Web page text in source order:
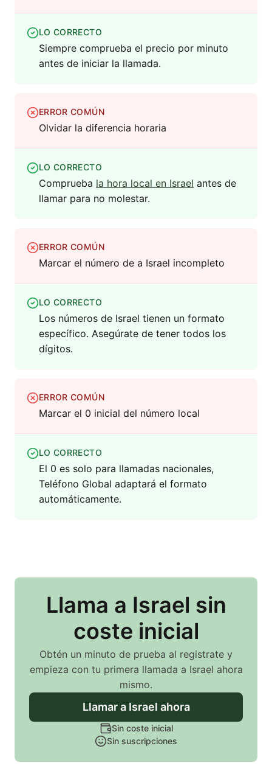
LO CORRECTO
Siempre comprueba el precio por minuto
antes de iniciar la llamada.
ERROR COMÚN
Olvidar la diferencia horaria
LO CORRECTO
Comprueba la hora local en Israel antes de
llamar para no molestar.
ERROR COMÚN
Marcar el número de a Israel incompleto
LO CORRECTO
Los números de Israel tienen un formato
específico. Asegúrate de tener todos los
dígitos.
ERROR COMÚN
Marcar el 0 inicial del número local
LO CORRECTO
El 0 es solo para llamadas nacionales,
Teléfono Global adaptará el formato
automáticamente.
Llama a Israel sin
coste inicial
Obtén un minuto de prueba al registrate y
empieza con tu primera llamada a Israel ahora
mismo.
Llamara Israel ahora
Sin coste inicial
Sin suscripciones